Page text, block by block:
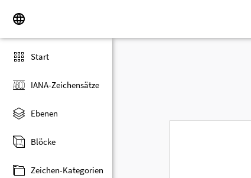
Start
IANA-Zeichensätze
Ebenen
Blöcke
Zeichen-Kategorien